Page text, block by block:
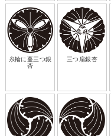
糸輪に蔓三つ銀
杏
三つ扇銀杏